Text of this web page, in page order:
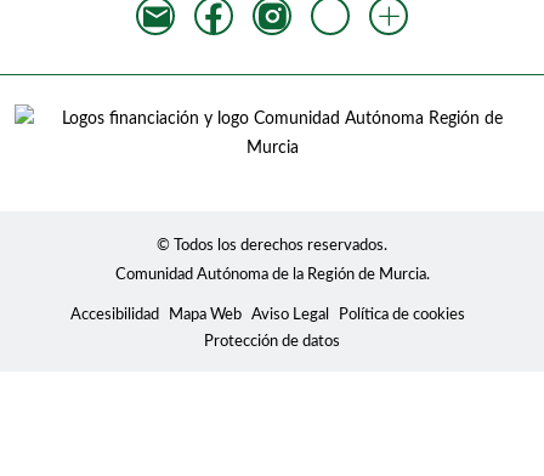
© Todos los derechos reservados.
Comunidad Autónoma de la Región de Murcia.
Accesibilidad Mapa Web Aviso Legal
Política de cookies
Protección de datos